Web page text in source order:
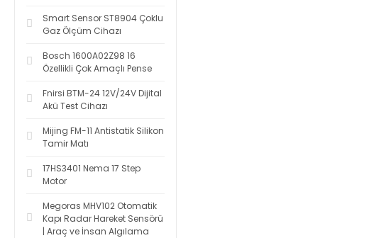
Smart Sensor ST8904 Çoklu
Gaz Ölçüm Cihazı
Bosch 1600A02Z98 16
Özellikli Çok Amaçlı Pense
Fnirsi BTM-24 12V/24V Dijital
Akü Test Cihazı
Mijing FM-11 Antistatik Silikon
Tamir Matı
17HS3401 Nema 17 Step
Motor
Megoras MHV102 Otomatik
Kapı Radar Hareket Sensörü
| Araç ve İnsan Algılama